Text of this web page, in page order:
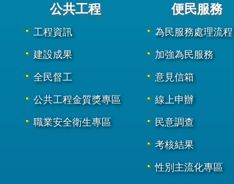
公共工程
工程資訊
建設成果
全民督工
公共工程金質獎專區
職業安全衛生專區
便民服務
為民服務處理流程
加強為民服務
意見信箱
線上申辦
民意調查
考核結果
性別主流化專區